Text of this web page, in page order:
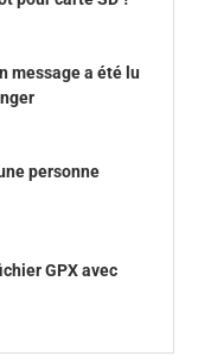
message a été lu
personne
GPX avec